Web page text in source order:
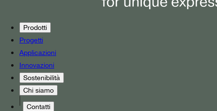
Prodotti
Progetti
Applicazioni
Innovazioni
Sostenibilità
Chi siamo
Contatti